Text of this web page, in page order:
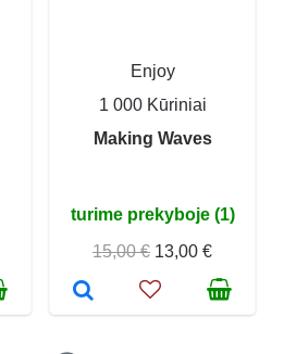
Enjoy
1 000 Kūriniai
Making Waves
turime prekyboje (1)
15,00 € 13,00 €